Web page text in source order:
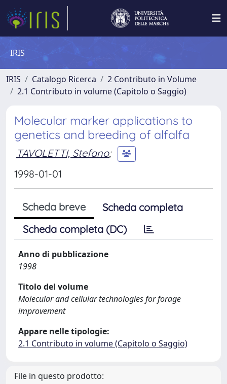
IRIS
IRIS Catalogo Ricerca
2 Contributo in Volume
2.1 Contributo in volume (Capitolo o Saggio)
Molecular marker applications to
genetics and breeding of alfalfa
TAVOLETTI, Stefano;
1998-01-01
Scheda breve
Scheda completa
Scheda completa (DC)
Anno di pubblicazione
1998
Titolo del volume
Molecular and cellular technologies for forage
improvement
Appare nelle tipologie:
2.1 Contributo in volume (Capitolo o Saggio)
File in questo prodotto: